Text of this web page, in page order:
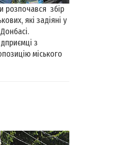
розпочався збір
які задіяні у
з
міського